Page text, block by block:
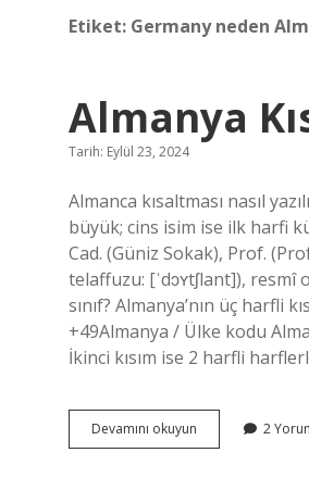
Etiket: Germany neden
Almanya
Tarih: Eylül 23, 2024
Almanca kısaltması nasıl
büyük; cins isim ise ilk harfi
Cad. (Güniz Sokak), Prof.
telaffuzu: [ˈdɔʏtʃlant]), resmî
sınıf? Almanya’nın üç harfli
+49Almanya / Ülke kodu
İkinci kısım ise 2 harfli
Devamını okuyun Almanya
Kısaltması
2